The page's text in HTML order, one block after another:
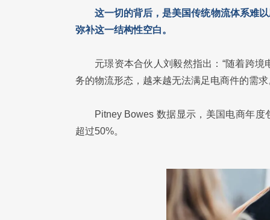
这一切的背后，是美国传统物流体系难
弥补这一结构性空白。
元璟资本合伙人刘毅然指出：“随着跨
务的物流形态，越来越无法满足电商件的需求
Pitney Bowes 数据显示，美国电商年
超过50%。